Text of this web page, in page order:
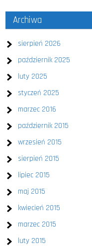
Archiwa
sierpień 2026
październik 2025
luty 2025
styczeń 2025
marzec 2016
październik 2015
wrzesień 2015
sierpień 2015
lipiec 2015
maj 2015
kwiecień 2015
marzec 2015
luty 2015